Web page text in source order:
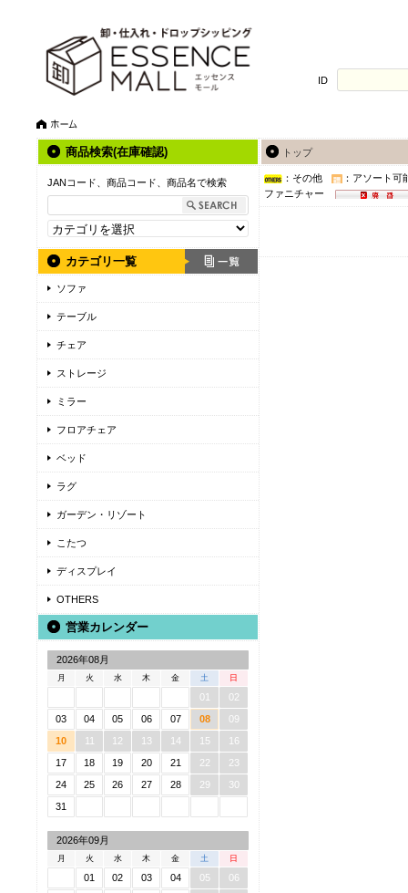
ID
商品検索(在庫確認)
JANコード、商品コード、商品名で検索
カテゴリ一覧
ソファ
テーブル
チェア
ストレージ
ミラー
フロアチェア
ベッド
ラグ
ガーデン・リゾート
こたつ
ディスプレイ
OTHERS
営業カレンダー
2026年08月
月 火 水 木 金 土 日
01
02
03
04 05 06 07 08
09
10
11 12 13 14 15
16
17
18 19 20 21 22
23
24
25 26 27 28 29
30
31
2026年09月
月 火 水 木 金 土 日
01 02 03 04 05
06
トップ
：その他
：アソート可
ファニチャー